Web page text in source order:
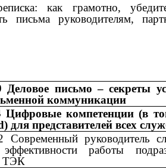
как грамотно,
письма руководителям,
Деловое письмо – секреты
коммуникации
Цифровые компетенции (в
для представителей всех
Современный руководитель
работы
ТЭК